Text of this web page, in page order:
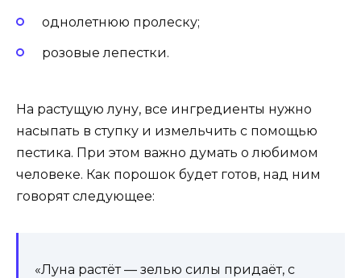
однолетнюю пролеску;
розовые лепестки.
На растущую луну, все ингредиенты нужно
насыпать в ступку и измельчить с помощью
пестика. При этом важно думать о любимом
человеке. Как порошок будет готов, над ним
говорят следующее:
«Луна растёт — зелью силы придаёт, с